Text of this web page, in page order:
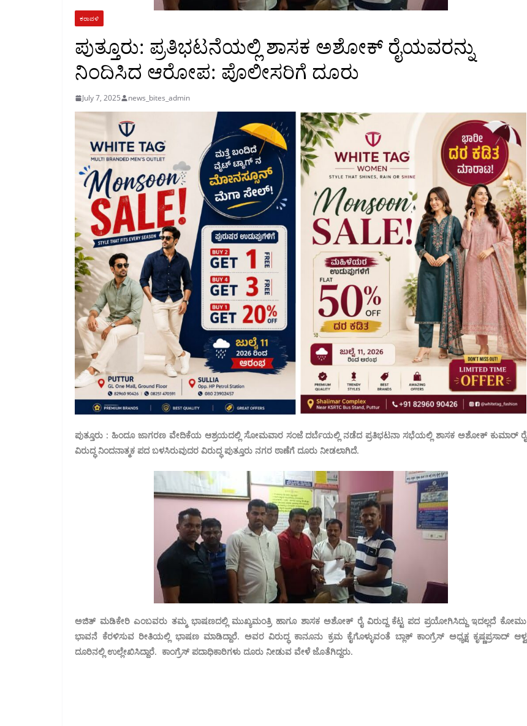
ಕರಾವಳಿ
ಪುತ್ತೂರು: ಪ್ರತಿಭಟನೆಯಲ್ಲಿ ಶಾಸಕ ಅಶೋಕ್ ರೈಯವರನ್ನು
ನಿಂದಿಸಿದ ಆರೋಪ: ಪೊಲೀಸರಿಗೆ ದೂರು
July 7, 2025 news_bites_admin
ಪುತ್ತೂರು : ಹಿಂದೂ ಜಾಗರಣ ವೇದಿಕೆಯ ಆಶ್ರಯದಲ್ಲಿ ಸೋಮವಾರ ಸಂಜೆ ದರ್ಬೆಯಲ್ಲಿ ನಡೆದ ಪ್ರತಿಭಟನಾ ಸಭೆಯಲ್ಲಿ ಶಾಸಕ ಅಶೋಕ್ ಕುಮಾರ್ ರೈ
ವಿರುದ್ಧ ನಿಂದನಾತ್ಮಕ ಪದ ಬಳಸಿರುವುದರ ವಿರುದ್ಧ ಪುತ್ತೂರು ನಗರ ಠಾಣೆಗೆ ದೂರು ನೀಡಲಾಗಿದೆ.
ಅಜಿತ್ ಮಡಿಕೇರಿ ಎಂಬವರು ತಮ್ಮ ಭಾಷಣದಲ್ಲಿ ಮುಖ್ಯಮಂತ್ರಿ ಹಾಗೂ ಶಾಸಕ ಅಶೋಕ್ ರೈ ವಿರುದ್ದ ಕೆಟ್ಟ ಪದ ಪ್ರಯೋಗಿಸಿದ್ದು ಇದಲ್ಲದೆ ಕೋಮು
ಭಾವನೆ ಕೆರಳಿಸುವ ರೀತಿಯಲ್ಲಿ ಭಾಷಣ ಮಾಡಿದ್ದಾರೆ. ಅವರ ವಿರುದ್ಧ ಕಾನೂನು ಕ್ರಮ ಕೈಗೊಳ್ಳುವಂತೆ ಬ್ಲಾಕ್ ಕಾಂಗ್ರೆಸ್ ಅಧ್ಯಕ್ಷ ಕೃಷ್ಣಪ್ರಸಾದ್ ಆಳ್ವ
ದೂರಿನಲ್ಲಿ ಉಲ್ಲೇಖಿಸಿದ್ದಾರೆ. ಕಾಂಗ್ರೆಸ್ ಪದಾಧಿಕಾರಿಗಳು ದೂರು ನೀಡುವ ವೇಳೆ ಜೊತೆಗಿದ್ದರು.